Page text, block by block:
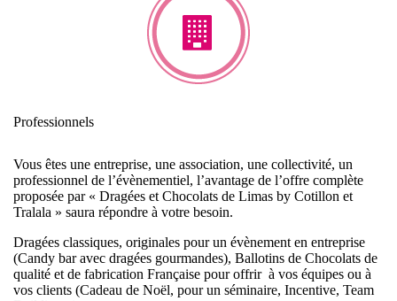
Professionnels
Vous êtes une entreprise, une association, une collectivité, un
professionnel de l’évènementiel, l’avantage de l’offre complète
proposée par « Dragées et Chocolats de Limas by Cotillon et
Tralala » saura répondre à votre besoin.
Dragées classiques, originales pour un évènement en entreprise
(Candy bar avec dragées gourmandes), Ballotins de Chocolats de
qualité et de fabrication Française pour offrir à vos équipes ou à
vos clients (Cadeau de Noël, pour un séminaire, Incentive, Team